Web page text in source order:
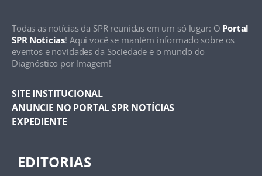
Todas as notícias da SPR reunidas em um só lugar: O Portal
SPR Notícias! Aqui você se mantém informado sobre os
eventos e novidades da Sociedade e o mundo do
Diagnóstico por Imagem!
SITE INSTITUCIONAL
ANUNCIE NO PORTAL SPR NOTÍCIAS
EXPEDIENTE
EDITORIAS